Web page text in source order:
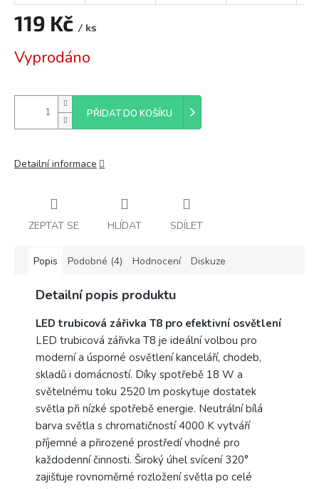
119 Kč / ks
cena:
Vyprodáno
PŘIDAT DO KOŠÍKU
Detailní informace
ZEPTAT SE HLÍDAT SDÍLET
Popis Podobné (4) Hodnocení Diskuze
Detailní popis produktu
LED trubicová zářivka T8 pro efektivní osvětlení
LED trubicová zářivka T8 je ideální volbou pro
moderní a úsporné osvětlení kanceláří, chodeb,
skladů i domácností. Díky spotřebě 18 W a
světelnému toku 2520 lm poskytuje dostatek
světla při nízké spotřebě energie. Neutrální bílá
barva světla s chromatičností 4000 K vytváří
příjemné a přirozené prostředí vhodné pro
každodenní činnosti. Široký úhel svícení 320°
zajišťuje rovnoměrné rozložení světla po celé